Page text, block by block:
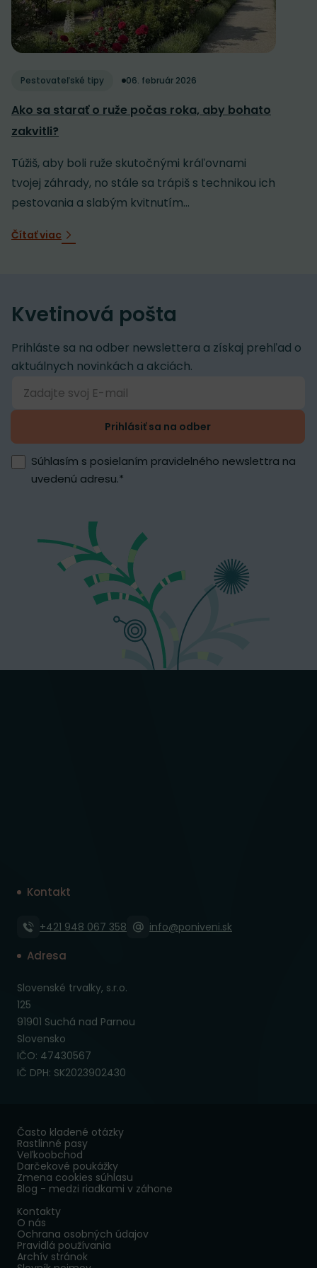
Pestovateľské tipy 06. február 2026
Ako sa starať o ruže počas roka, aby bohato
zakvitli?
Túžiš, aby boli ruže skutočnými kráľovnami
tvojej záhrady, no stále sa trápiš s technikou ich
pestovania a slabým kvitnutím...
Čítať viac
Kvetinová pošta
Prihláste sa na odber newslettera a získaj prehľad o
aktuálnych novinkách a akciách.
Prihlásiť sa na odber
Súhlasím s posielaním pravidelného newslettra na
uvedenú adresu.*
Kontakt
+421 948 067 358 info@poniveni.sk
Adresa
Slovenské trvalky, s.r.o.
125
91901 Suchá nad Parnou
Slovensko
IČO: 47430567
IČ DPH: SK2023902430
Často kladené otázky
Rastlinné pasy
Veľkoobchod
Darčekové poukážky
Zmena cookies súhlasu
Blog - medzi riadkami v záhone
Kontakty
O nás
Ochrana osobných údajov
Pravidlá používania
Archív stránok